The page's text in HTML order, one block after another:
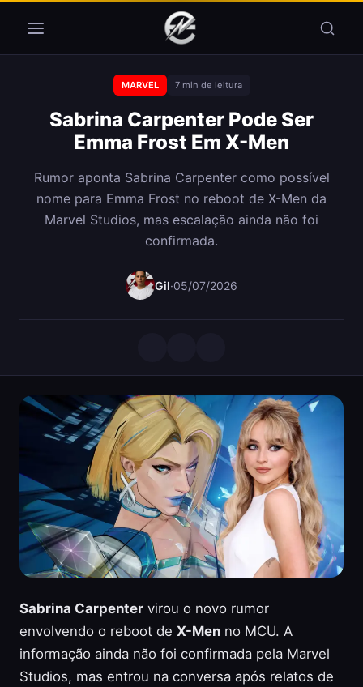
MARVEL 7 min de leitura
Sabrina Carpenter Pode Ser
Emma Frost Em X-Men
Rumor aponta Sabrina Carpenter como possível
nome para Emma Frost no reboot de X-Men da
Marvel Studios, mas escalação ainda não foi
confirmada.
Gil·05/07/2026
Sabrina Carpenter virou o novo rumor
envolvendo o reboot de X-Men no MCU. A
informação ainda não foi confirmada pela Marvel
Studios, mas entrou na conversa após relatos de